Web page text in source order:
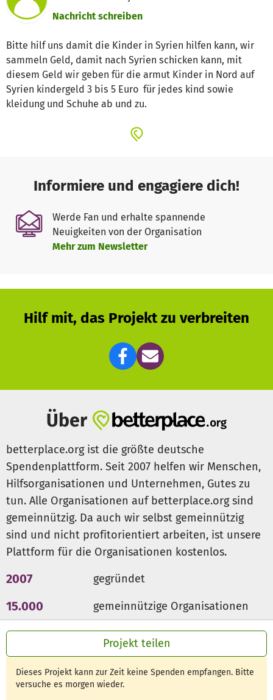
Projekt teilen
Dieses Projekt kann zur Zeit keine Spenden empfangen. Bitte
versuche es morgen wieder.
Nachricht schreiben
Bitte hilf uns damit die Kinder in Syrien hilfen kann, wir
sammeln Geld, damit nach Syrien schicken kann, mit
diesem Geld wir geben für die armut Kinder in Nord auf
Syrien kindergeld 3 bis 5 Euro für jedes kind sowie
kleidung und Schuhe ab und zu.
Informiere und engagiere dich!
Werde Fan und erhalte spannende
Neuigkeiten von der Organisation
Mehr zum Newsletter
Hilf mit, das Projekt zu verbreiten
Über
betterplace.org ist die größte deutsche
Spendenplattform. Seit 2007 helfen wir Menschen,
Hilfsorganisationen und Unternehmen, Gutes zu
tun. Alle Organisationen auf betterplace.org sind
gemeinnützig. Da auch wir selbst gemeinnützig
sind und nicht profitorientiert arbeiten, ist unsere
Plattform für die Organisationen kostenlos.
2007 gegründet
15.000 gemeinnützige Organisationen
300 Mio € für den guten Zweck